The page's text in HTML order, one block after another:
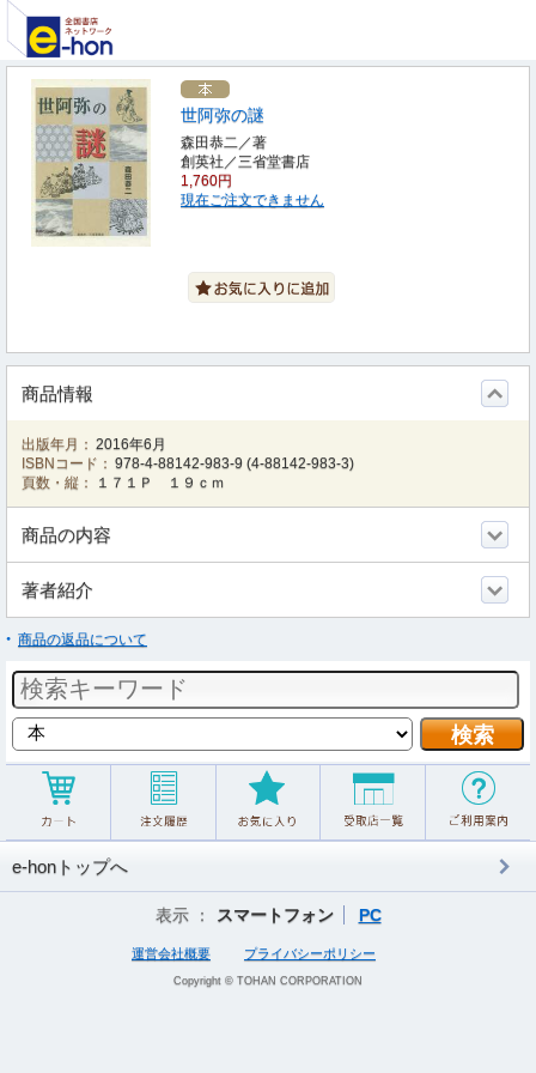
世阿弥の謎
森田恭二／著
創英社／三省堂書店
1,760円
現在ご注文できません
商品情報
出版年月： 2016年6月
ISBNコード： 978-4-88142-983-9 (4-88142-983-3)
頁数・縦：
１７１Ｐ １９ｃｍ
商品の内容
著者紹介
商品の返品について
e-honトップへ
表示 ： スマートフォン PC
運営会社概要 プライバシーポリシー
Copyright © TOHAN CORPORATION